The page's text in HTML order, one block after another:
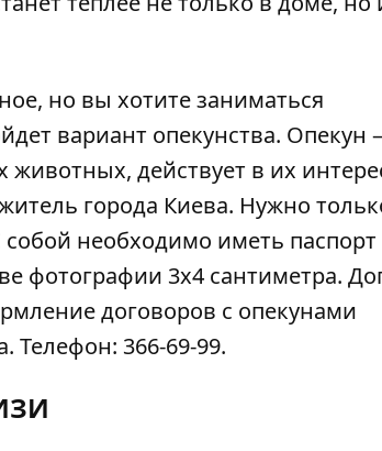
но вы хотите заниматься
вариант опекунства. Опекун
действует в их
города Киева. Нужно
собой необходимо иметь паспорт
фотографии 3х4 сантиметра.
договоров с опекунами
Телефон: 366-69-99.